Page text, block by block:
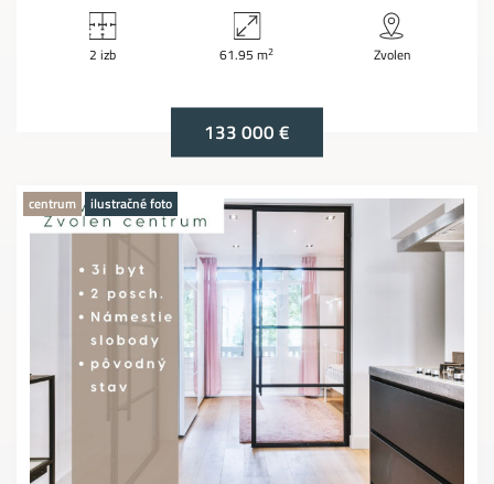
2 izb 61.95 m2 Zvolen
133 000 €
centrum ilustračné foto